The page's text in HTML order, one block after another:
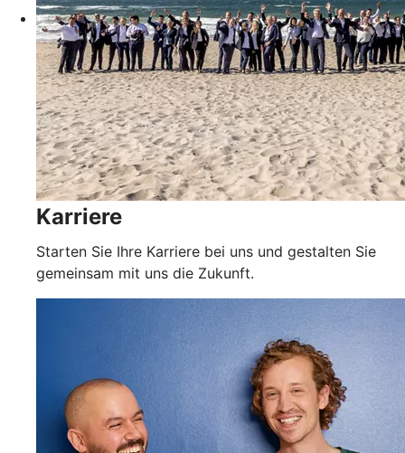
Karriere
Starten Sie Ihre Karriere bei uns und gestalten Sie
gemeinsam mit uns die Zukunft.